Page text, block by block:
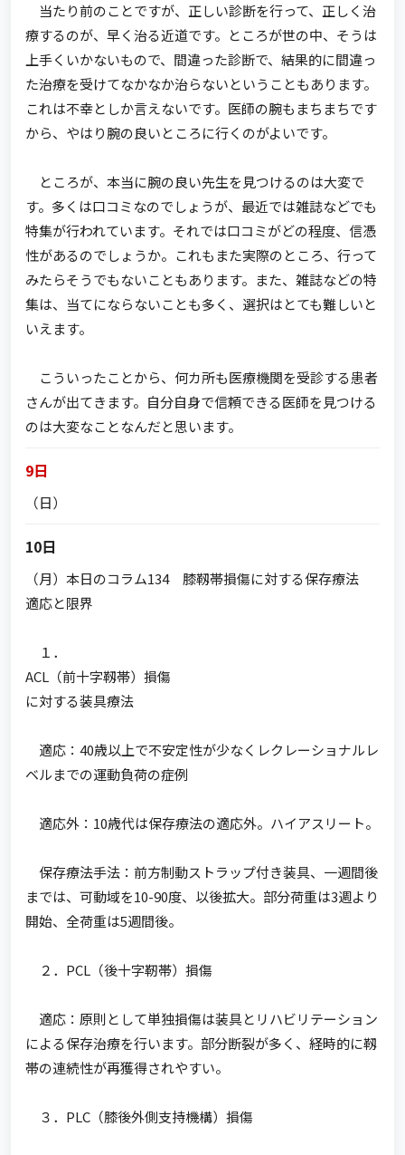
当たり前のことですが、正しい診断を行って、正しく治
療するのが、早く治る近道です。ところが世の中、そうは
上手くいかないもので、間違った診断で、結果的に間違っ
た治療を受けてなかなか治らないということもあります。
これは不幸としか言えないです。医師の腕もまちまちです
から、やはり腕の良いところに行くのがよいです。
ところが、本当に腕の良い先生を見つけるのは大変で
す。多くは口コミなのでしょうが、最近では雑誌などでも
特集が行われています。それでは口コミがどの程度、信憑
性があるのでしょうか。これもまた実際のところ、行って
みたらそうでもないこともあります。また、雑誌などの特
集は、当てにならないことも多く、選択はとても難しいと
いえます。
こういったことから、何カ所も医療機関を受診する患者
さんが出てきます。自分自身で信頼できる医師を見つける
のは大変なことなんだと思います。
9日
（日）
10日
（月）本日のコラム134 膝靱帯損傷に対する保存療法
適応と限界
１．
ACL（前十字靱帯）損傷
に対する装具療法
適応：40歳以上で不安定性が少なくレクレーショナルレ
ベルまでの運動負荷の症例
適応外：10歳代は保存療法の適応外。ハイアスリート。
保存療法手法：前方制動ストラップ付き装具、一週間後
までは、可動域を10-90度、以後拡大。部分荷重は3週より
開始、全荷重は5週間後。
２．PCL（後十字靭帯）損傷
適応：原則として単独損傷は装具とリハビリテーション
による保存治療を行います。部分断裂が多く、経時的に靱
帯の連続性が再獲得されやすい。
３．PLC（膝後外側支持機構）損傷